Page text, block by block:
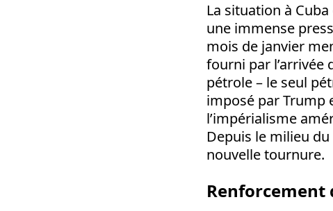
La situation à
une immense
mois de janvier
fourni par l’arrivée
pétrole – le seul
imposé par Trump
l’impérialisme
Depuis le milieu
nouvelle tournure.
Renforcement